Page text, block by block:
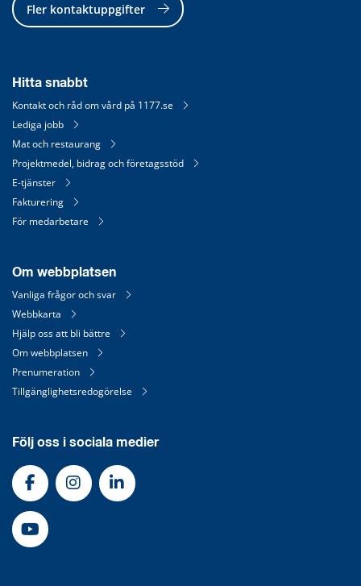
Fler kontaktuppgifter
Hitta snabbt
Kontakt och råd om vård på 1177.se
Lediga jobb
Mat och restaurang
Projektmedel, bidrag och företagsstöd
E-tjänster
Fakturering
För medarbetare
Om webbplatsen
Vanliga frågor och svar
Webbkarta
Hjälp oss att bli bättre
Om webbplatsen
Prenumeration
Tillgänglighetsredogörelse
Följ oss i sociala medier